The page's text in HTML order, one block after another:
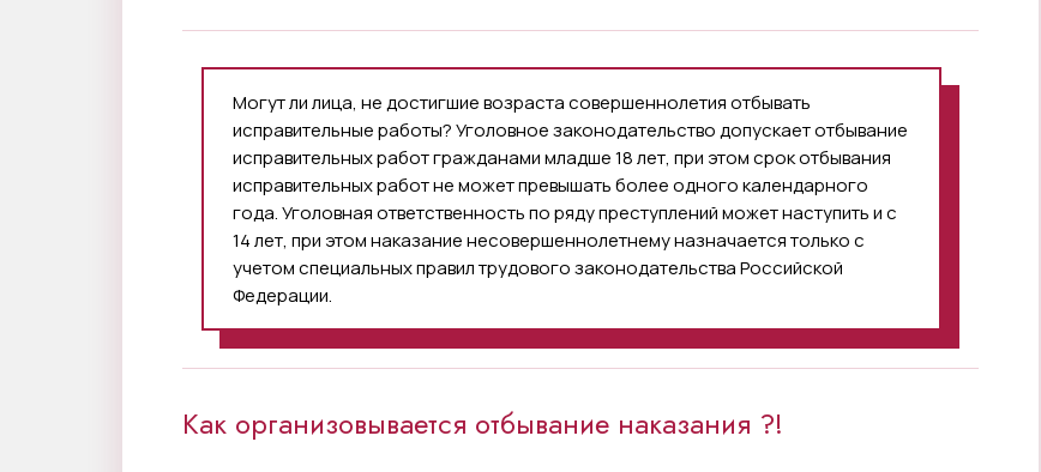
Могут ли лица, не достигшие возраста совершеннолетия отбывать
исправительные работы? Уголовное законодательство допускает отбывание
исправительных работ гражданами младше 18 лет, при этом срок отбывания
исправительных работ не может превышать более одного календарного
года. Уголовная ответственность по ряду преступлений может наступить и с
14 лет, при этом наказание несовершеннолетнему назначается только с
учетом специальных правил трудового законодательства Российской
Федерации.
Как организовывается отбывание наказания ?!